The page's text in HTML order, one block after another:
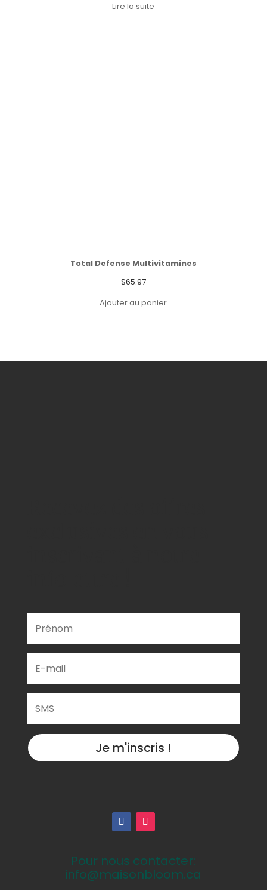
Lire la suite
Total Defense Multivitamines
$65.97
Ajouter au panier
Je m'inscris !
Pour nous contacter:
info@maisonbloom.ca